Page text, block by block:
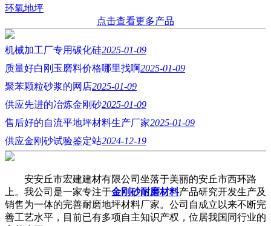
环氧地坪
点击查看更多产品
机械加工厂专用碳化硅2025-01-09
质量好白刚玉磨料价格哪里找啊2025-01-09
聚苯颗粒砂浆的网店2025-01-09
供应先进的冶炼金刚砂2025-01-09
售后好的自流平地坪材料生产厂家2025-01-09
供应金刚砂试验鉴定站2024-12-19
安安丘市宏建建材有限公司坐落于美丽的安丘市西环路
上。我公司是一家专注于金刚砂耐磨材料产品研究开发生产及
销售为一体的完善耐磨地坪材料厂家。公司自成立以来不断完
善工艺水平，目前已有多项自主知识产权，位居我国同行业的